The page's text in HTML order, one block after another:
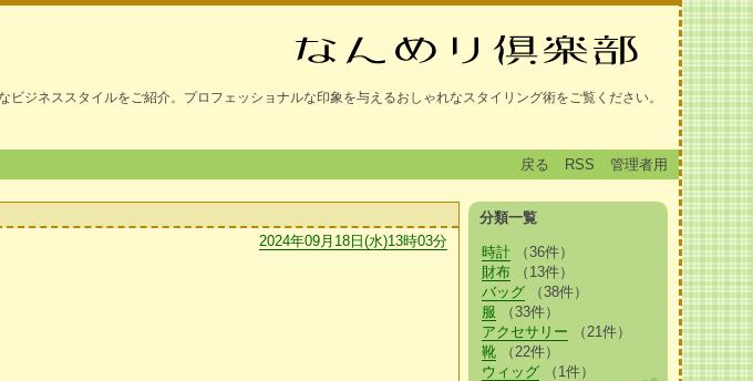
ビジネススタイルをご紹介。プロフェッショナルな印象を与えるおしゃれなスタイリング術をご覧ください。
戻る RSS 管理者用
2024年09月18日(水)13時03分
分類一覧
時計（36件）
財布（13件）
バッグ（38件）
服 （33件）
アクセサリー （21件）
靴（22件）
ウィッグ（1件）